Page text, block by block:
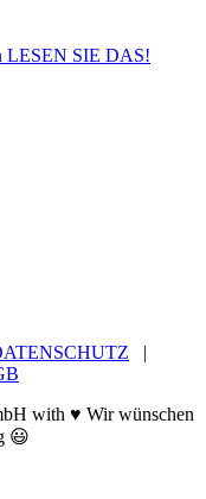
LESEN SIE DAS!
|
with ♥ Wir wünschen
😃